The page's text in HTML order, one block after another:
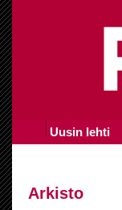
Uusin lehti
Arkisto